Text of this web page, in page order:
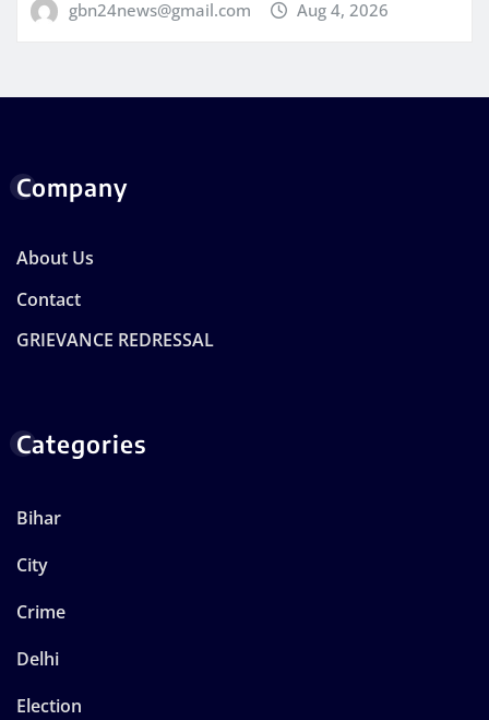
gbn24news@gmail.com Aug 4, 2026
Company
About Us
Contact
GRIEVANCE REDRESSAL
Categories
Bihar
City
Crime
Delhi
Election